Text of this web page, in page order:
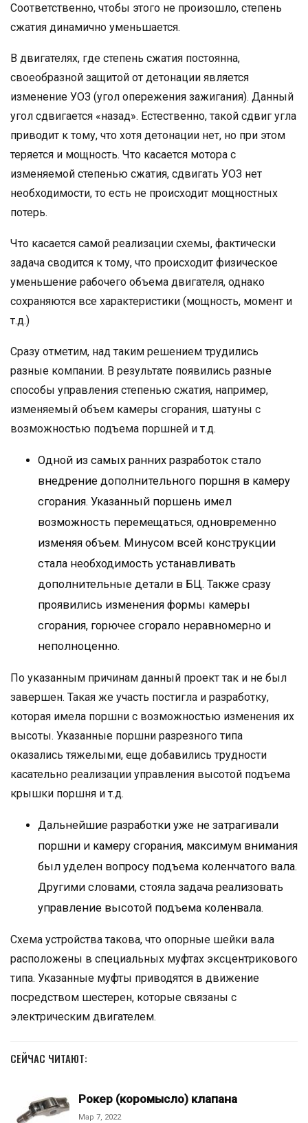
Соответственно, чтобы этого не произошло, степень
сжатия динамично уменьшается.
В двигателях, где степень сжатия постоянна,
своеобразной защитой от детонации является
изменение УОЗ (угол опережения зажигания). Данный
угол сдвигается «назад». Естественно, такой сдвиг угла
приводит к тому, что хотя детонации нет, но при этом
теряется и мощность. Что касается мотора с
изменяемой степенью сжатия, сдвигать УОЗ нет
необходимости, то есть не происходит мощностных
потерь.
Что касается самой реализации схемы, фактически
задача сводится к тому, что происходит физическое
уменьшение рабочего объема двигателя, однако
сохраняются все характеристики (мощность, момент и
т.д.)
Сразу отметим, над таким решением трудились
разные компании. В результате появились разные
способы управления степенью сжатия, например,
изменяемый объем камеры сгорания, шатуны с
возможностью подъема поршней и т.д.
Одной из самых ранних разработок стало
внедрение дополнительного поршня в камеру
сгорания. Указанный поршень имел
возможность перемещаться, одновременно
изменяя объем. Минусом всей конструкции
стала необходимость устанавливать
дополнительные детали в БЦ. Также сразу
проявились изменения формы камеры
сгорания, горючее сгорало неравномерно и
неполноценно.
По указанным причинам данный проект так и не был
завершен. Такая же участь постигла и разработку,
которая имела поршни с возможностью изменения их
высоты. Указанные поршни разрезного типа
оказались тяжелыми, еще добавились трудности
касательно реализации управления высотой подъема
крышки поршня и т.д.
Дальнейшие разработки уже не затрагивали
поршни и камеру сгорания, максимум внимания
был уделен вопросу подъема коленчатого вала.
Другими словами, стояла задача реализовать
управление высотой подъема коленвала.
Схема устройства такова, что опорные шейки вала
расположены в специальных муфтах эксцентрикового
типа. Указанные муфты приводятся в движение
посредством шестерен, которые связаны с
электрическим двигателем.
СЕЙЧАС ЧИТАЮТ:
Рокер (коромысло) клапана
Мар 7, 2022